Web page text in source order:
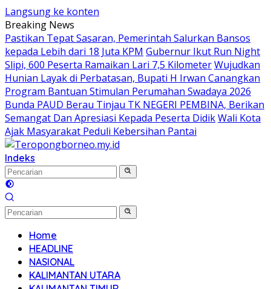
Langsung ke konten
Breaking News
Pastikan Tepat Sasaran, Pemerintah Salurkan Bansos
kepada Lebih dari 18 Juta KPM Gubernur Ikut Run Night
Slipi, 600 Peserta Ramaikan Lari 7,5 KilometerWujudkan
Hunian Layak di Perbatasan, Bupati H Irwan Canangkan
Program Bantuan Stimulan Perumahan Swadaya 2026
Bunda PAUD Berau Tinjau TK NEGERI PEMBINA, Berikan
Semangat Dan Apresiasi Kepada Peserta DidikWali Kota
Ajak Masyarakat Peduli Kebersihan Pantai
Indeks
Home
HEADLINE
NASIONAL
KALIMANTAN UTARA